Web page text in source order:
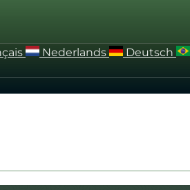
Nederlands Deutsch